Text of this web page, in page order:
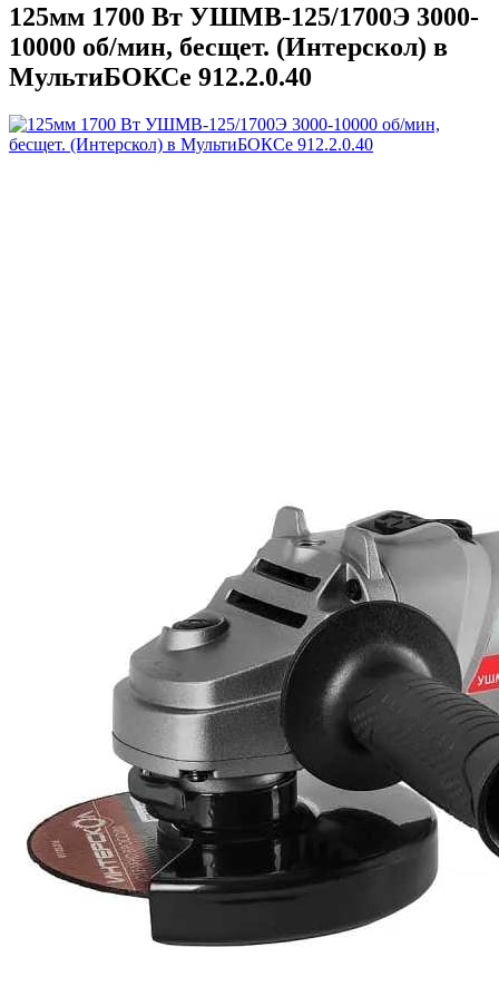
125мм 1700 Вт УШМВ-125/1700Э 3000-
10000 об/мин, бесщет. (Интерскол) в
МультиБОКСе 912.2.0.40